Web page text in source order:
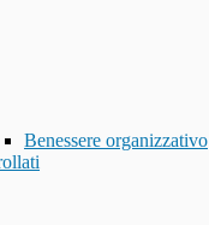
Benessere organizzativo